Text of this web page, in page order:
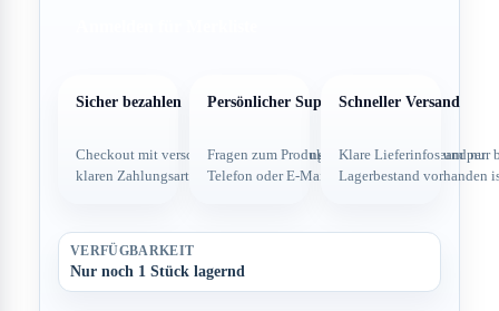
Sicher bezahlen
Checkout mit verschlüsselter Verbindung und
klaren Zahlungsarten.
Persönlicher Support
Fragen zum Produkt direkt über dein Team per
Telefon oder E-Mail.
Schneller Versand
Klare Lieferinfos und nur
Lagerbestand vorhanden
VERFÜGBARKEIT
Nur noch 1 Stück lagernd